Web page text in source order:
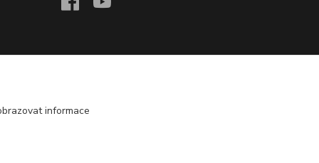
informace